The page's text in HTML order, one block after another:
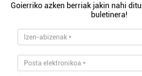
Goierriko azken berriak jakin nahi
buletinera!